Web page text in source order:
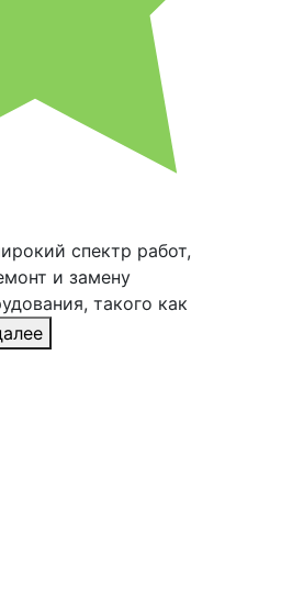
спектр работ,
и замену
такого как